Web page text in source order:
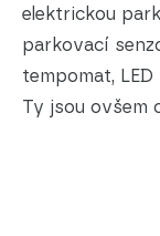
elektrickou
parkovací
tempomat,
Ty jsou ovšem